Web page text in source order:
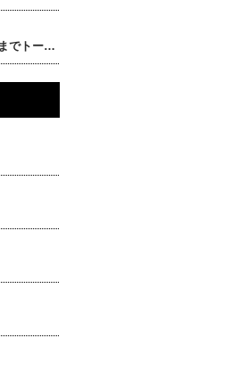
お家探しからお引越しまでトータルにお任せください！